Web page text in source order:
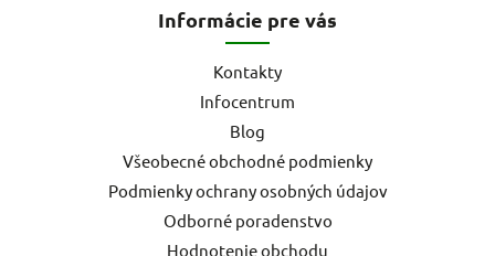
Informácie pre vás
Kontakty
Infocentrum
Blog
Všeobecné obchodné podmienky
Podmienky ochrany osobných údajov
Odborné poradenstvo
Hodnotenie obchodu